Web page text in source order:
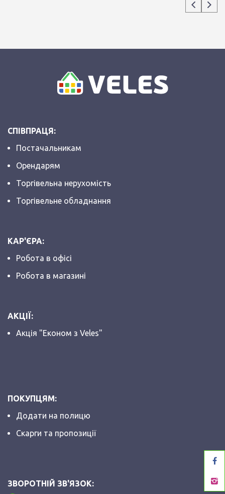
СПІВПРАЦЯ:
Постачальникам
Орендарям
Торгівельна нерухомість
Торгівельне обладнання
КАР'ЄРА:
Робота в офісі
Робота в магазині
АКЦІЇ:
Акція "Економ з Veles"
ПОКУПЦЯМ:
Додати на полицю
Скарги та пропозиції
ЗВОРОТНІЙ ЗВ'ЯЗОК: